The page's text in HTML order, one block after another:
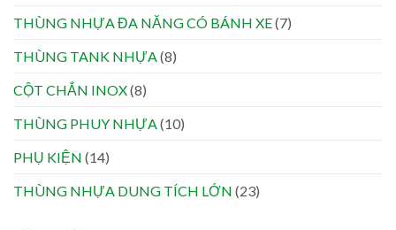
THÙNG NHỰA ĐA NĂNG CÓ BÁNH XE(7)
THÙNG TANK NHỰA(8)
CỘT CHẮN INOX(8)
THÙNG PHUY NHỰA(10)
PHỤ KIỆN (14)
THÙNG NHỰA DUNG TÍCH LỚN (23)